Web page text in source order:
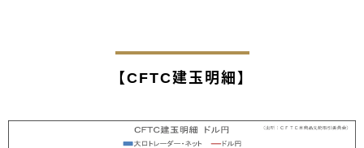
【CFTC建玉明細】